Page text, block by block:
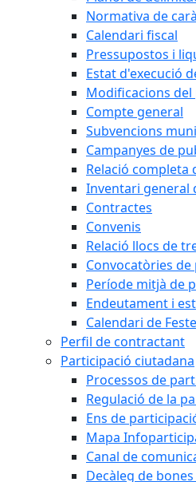
Normativa de
Calendari fiscal
Pressupostos i
Estat d'execució
Modificacions
Compte general
Subvencions
Campanyes de
Relació completa
Inventari general
Contractes
Convenis
Relació llocs de
Convocatòries de
Període mitjà de
Endeutament i
Calendari de
Perfil de contractant
Participació ciutadana
Processos de
Regulació de la
Ens de
Mapa
Canal de
Decàleg de